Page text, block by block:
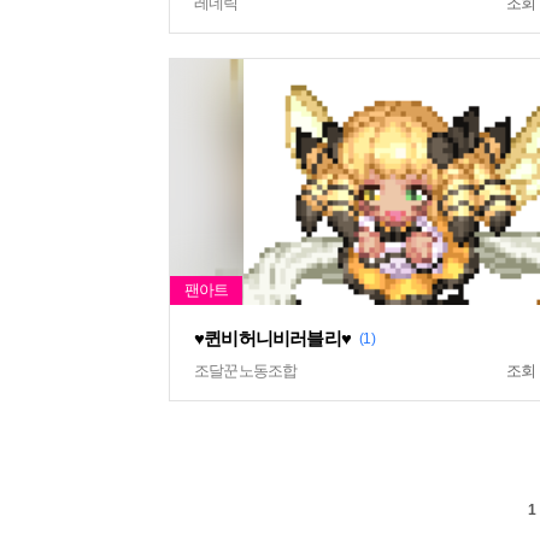
♥퀸비허니비러블리♥ (1)
조달꾼노동조합 조회
1